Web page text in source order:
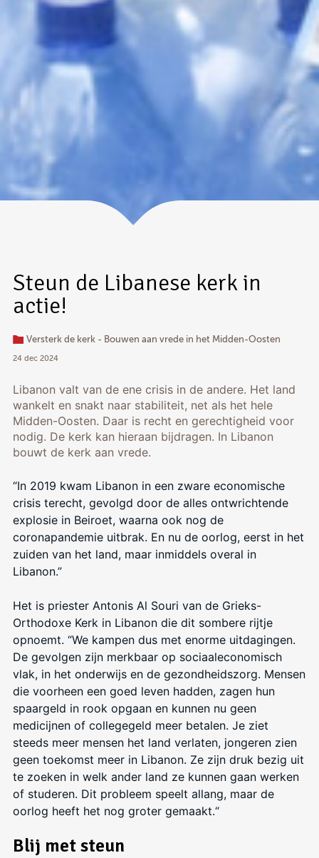
Steun de Libanese kerk in
actie!
Versterk de kerk - Bouwen aan vrede in het Midden-Oosten
24 dec 2024
Libanon valt van de ene crisis in de andere. Het land
wankelt en snakt naar stabiliteit, net als het hele
Midden-Oosten. Daar is recht en gerechtigheid voor
nodig. De kerk kan hieraan bijdragen. In Libanon
bouwt de kerk aan vrede.
“In 2019 kwam Libanon in een zware economische
crisis terecht, gevolgd door de alles ontwrichtende
explosie in Beiroet, waarna ook nog de
coronapandemie uitbrak. En nu de oorlog, eerst in het
zuiden van het land, maar inmiddels overal in
Libanon.”
Het is priester Antonis Al Souri van de Grieks-
Orthodoxe Kerk in Libanon die dit sombere rijtje
opnoemt. “We kampen dus met enorme uitdagingen.
De gevolgen zijn merkbaar op sociaaleconomisch
vlak, in het onderwijs en de gezondheidszorg. Mensen
die voorheen een goed leven hadden, zagen hun
spaargeld in rook opgaan en kunnen nu geen
medicijnen of collegegeld meer betalen. Je ziet
steeds meer mensen het land verlaten, jongeren zien
geen toekomst meer in Libanon. Ze zijn druk bezig uit
te zoeken in welk ander land ze kunnen gaan werken
of studeren. Dit probleem speelt allang, maar de
oorlog heeft het nog groter gemaakt.“
Blij met steun